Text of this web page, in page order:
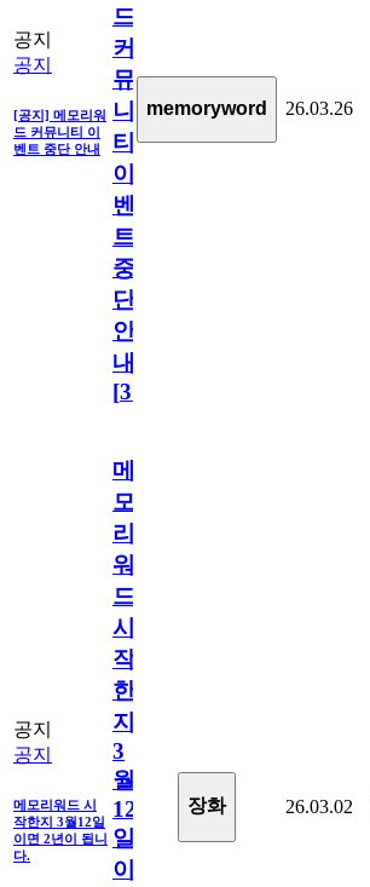
공지
공지
[공지] 메모리워
드 커뮤니티 이
벤트 중단 안내
드
커
뮤
니
티
이
벤
트
중
단
안
내
[31
memoryword 26.03.26
공지
공지
메모리워드 시
작한지 3월12일
이면 2년이 됩니
다.
메
모
리
워
드
시
작
한
지
3
월
12
일
이
장화 26.03.02